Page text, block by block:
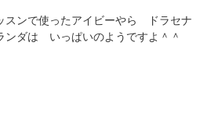
ンで使ったアイビーやら ドラセナ
ダは いっぱいのようですよ＾＾